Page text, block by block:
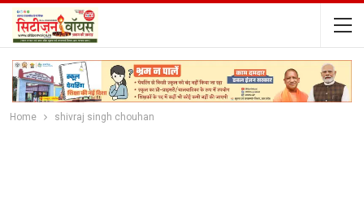
Home shivraj singh chouhan